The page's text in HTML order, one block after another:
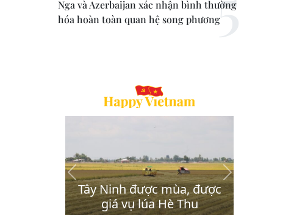
Nga và Azerbaijan xác nhận bình thường
hóa hoàn toàn quan hệ song phương